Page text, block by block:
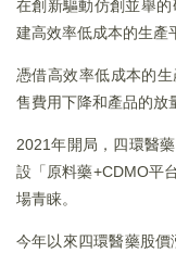
在創新驅動仿創並舉
建高效率低成本的生產
憑借高效率低成本的
售費用下降和產品的放
2021年開局，四環醫
設「原料藥+CDMO平
場青睐。
今年以來四環醫藥股價